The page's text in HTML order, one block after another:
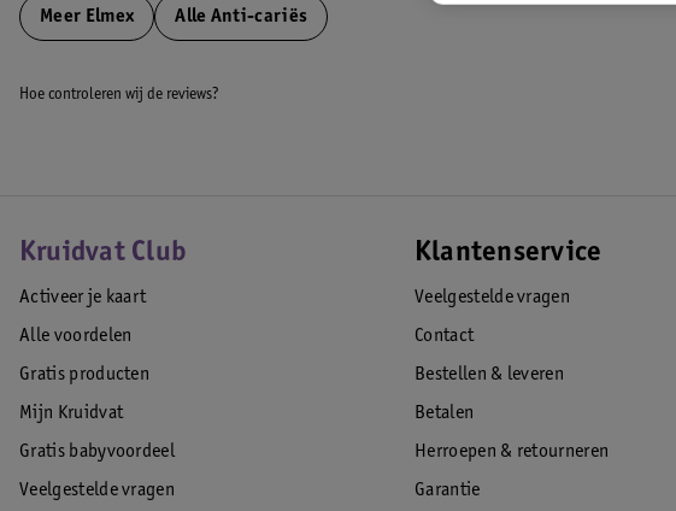
Meer Elmex Alle Anti-cariës
Hoe controleren wij de reviews?
Kruidvat Club
Activeer je kaart
Alle voordelen
Gratis producten
Mijn Kruidvat
Gratis babyvoordeel
Veelgestelde vragen
Klantenservice
Veelgestelde vragen
Contact
Bestellen & leveren
Betalen
Herroepen & retourneren
Garantie